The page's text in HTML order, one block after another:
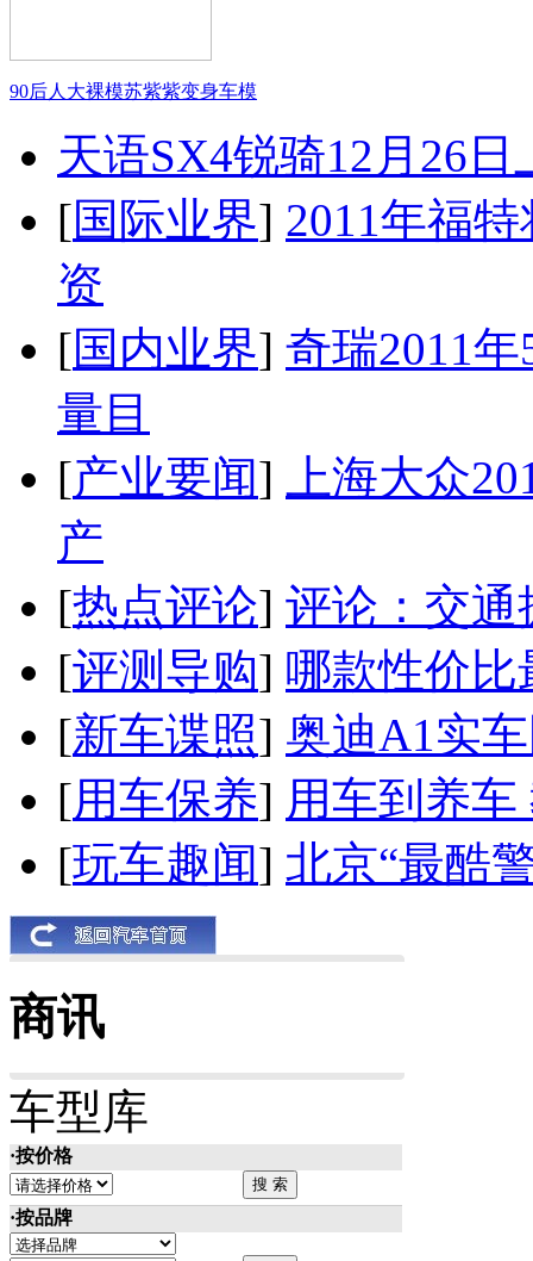
90后人大裸模苏紫紫变身车模
天语SX4锐骑12月26
[国际业界] 2011年福
资
[国内业界] 奇瑞2011
量目
[产业要闻]
上海大众
产
[热点评论] 评论：交通
[评测导购] 哪款性价比
[新车谍照] 奥迪A1实
[用车保养] 用车到养
[玩车趣闻] 北京“最酷
商讯
车型库
·按价格
·按品牌